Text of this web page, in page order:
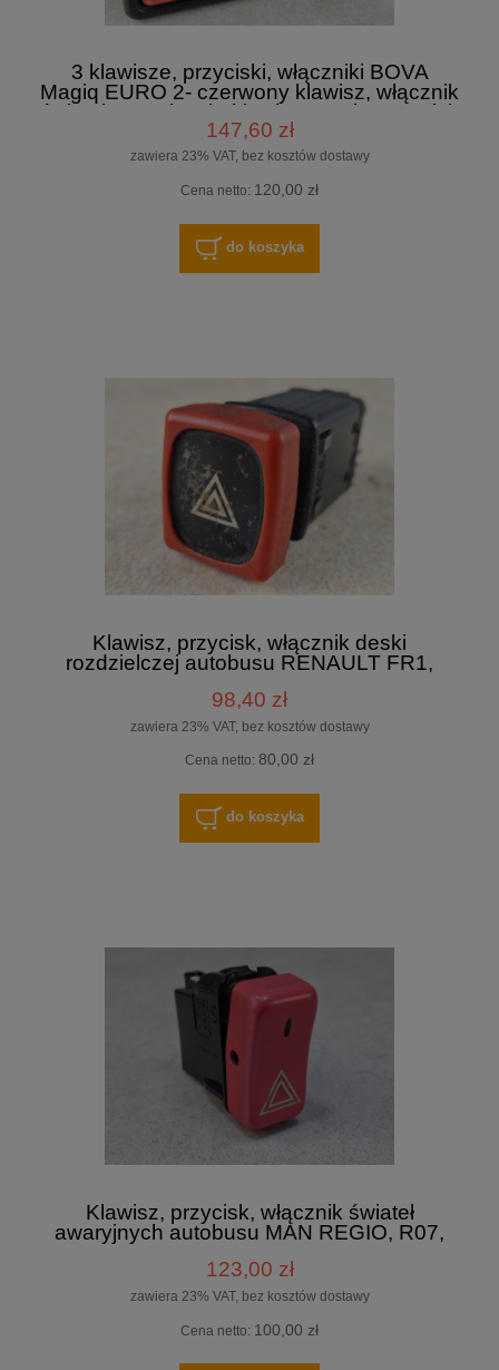
3 klawisze, przyciski, włączniki BOVA
Magiq EURO 2- czerwony klawisz, włącznik
świateł awaryjnych, klawisz serwis, przycisk
z symbolem dzbanka
147,60 zł
zawiera 23% VAT, bez kosztów dostawy
Cena netto: 120,00 zł
do koszyka
Klawisz, przycisk, włącznik deski
rozdzielczej autobusu RENAULT FR1,
światła awaryjne
98,40 zł
zawiera 23% VAT, bez kosztów dostawy
Cena netto: 80,00 zł
do koszyka
Klawisz, przycisk, włącznik świateł
awaryjnych autobusu MAN REGIO, R07,
DAV nr 26084, MAN nr 81.25525.0063, 8
PINów
123,00 zł
zawiera 23% VAT, bez kosztów dostawy
Cena netto: 100,00 zł